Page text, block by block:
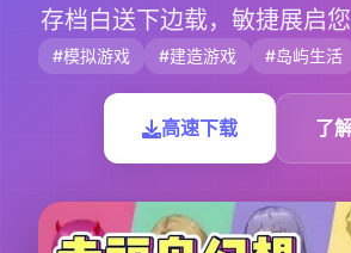
存档白送下边载，敏捷展启您
#模拟游戏 #建造游戏 #岛屿生活
高速下载 了